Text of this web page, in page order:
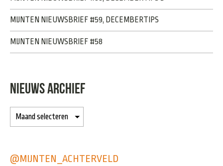
MIJNTEN NIEUWSBRIEF #59, DECEMBERTIPS
MIJNTEN NIEUWSBRIEF #58
NIEUWS ARCHIEF
@MIJNTEN_ACHTERVELD